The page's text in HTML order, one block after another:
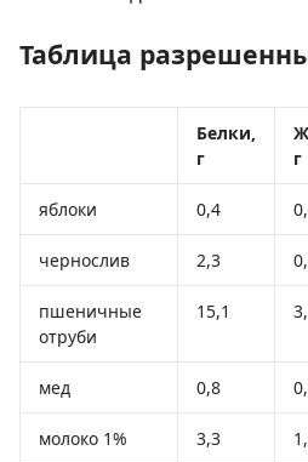
Таблица
Белки,
г
г
яблоки 0,4
чернослив 2,3
пшеничные
отруби
15,1
мед 0,8
молоко 1% 3,3